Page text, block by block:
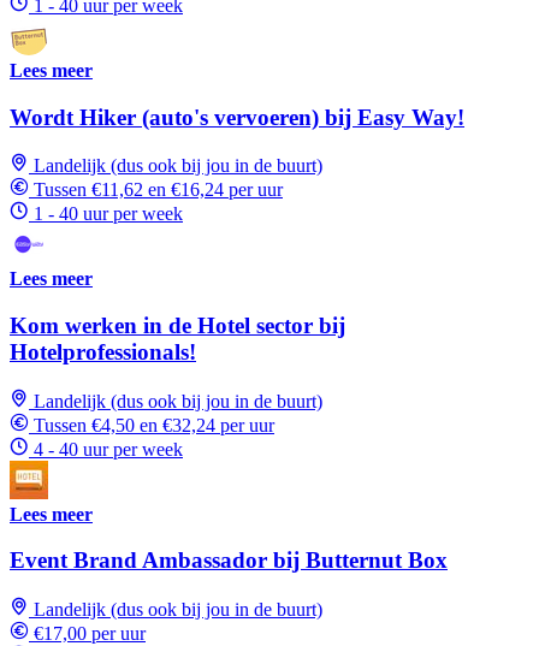
1 - 40 uur per week
Lees meer
Wordt Hiker (auto's vervoeren) bij Easy Way!
Landelijk (dus ook bij jou in de buurt)
Tussen €11,62 en €16,24 per uur
1 - 40 uur per week
Lees meer
Kom werken in de Hotel sector bij
Hotelprofessionals!
Landelijk (dus ook bij jou in de buurt)
Tussen €4,50 en €32,24 per uur
4 - 40 uur per week
Lees meer
Event Brand Ambassador bij Butternut Box
Landelijk (dus ook bij jou in de buurt)
€17,00 per uur